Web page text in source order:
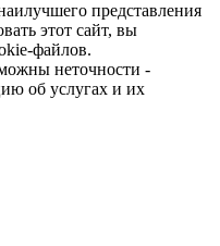
представления
этот сайт, вы
файлов.
неточности -
об услугах и их